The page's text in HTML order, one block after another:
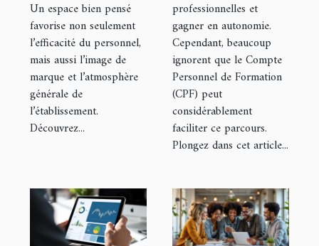
Un espace bien pensé
favorise non seulement
l’efficacité du personnel,
mais aussi l’image de
marque et l’atmosphère
générale de
l’établissement.
Découvrez...
professionnelles et
gagner en autonomie.
Cependant, beaucoup
ignorent que le Compte
Personnel de Formation
(CPF) peut
considérablement
faciliter ce parcours.
Plongez dans cet article...